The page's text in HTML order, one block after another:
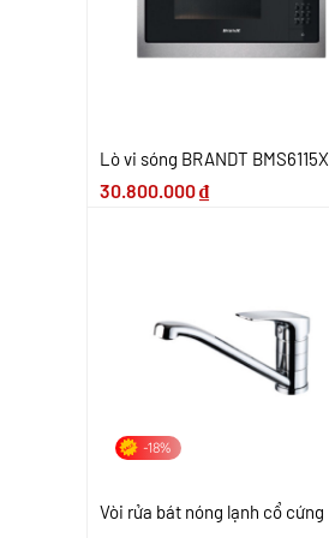
Lò vi sóng BRANDT BMS6115X
30.800.000₫
-18%
Vòi rửa bát nóng lạnh cổ cứng